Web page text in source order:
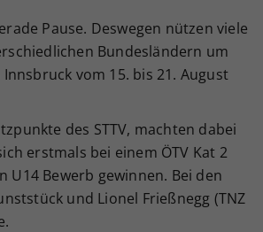
Pause. Deswegen nützen viele
Bundesländern um
vom 15. bis 21. August
des STTV, machten dabei
erstmals bei einem ÖTV Kat 2
U14 Bewerb gewinnen. Bei den
und Lionel Frießnegg (TNZ